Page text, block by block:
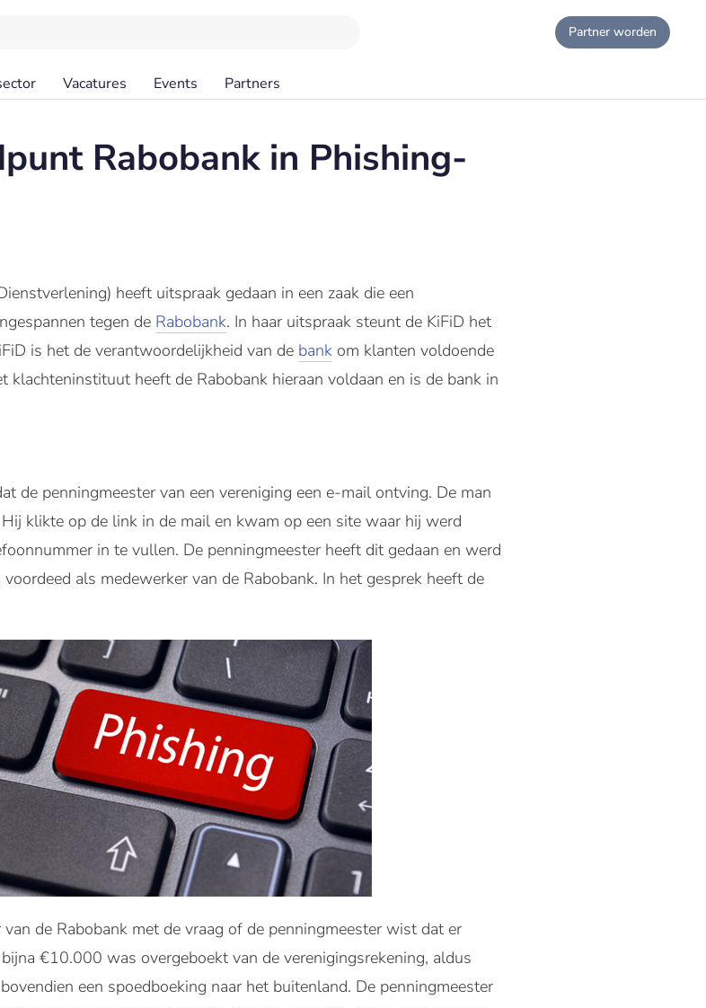
Partner worden
Vacatures Events Partners
Rabobank in Phishing-
heeft uitspraak gedaan in een zaak die een
tegen de Rabobank. In haar uitspraak steunt de KiFiD het
is het de verantwoordelijkheid van de bank om klanten voldoende
klachteninstituut heeft de Rabobank hieraan voldaan en is de bank in
de penningmeester van een vereniging een e-mail ontving. De man
klikte op de link in de mail en kwam op een site waar hij werd
in te vullen. De penningmeester heeft dit gedaan en werd
als medewerker van de Rabobank. In het gesprek heeft de
de Rabobank met de vraag of de penningmeester wist dat er
€10.000 was overgeboekt van de verenigingsrekening, aldus
een spoedboeking naar het buitenland. De penningmeester